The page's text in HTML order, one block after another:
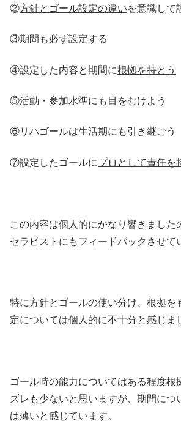
②方針とゴール設定の違いを意識して
③期間も必ず設定する
④設定した内容と期間に根拠を持とう
⑤活動・参加水準にも目をむけよう
⑥リハゴールは生活期にも引き継ごう
⑦設定したゴールにプロとして責任を
この内容は個人的にかなり響きました
セラピストにもフィードバックさせて
特に方針とゴールの使い分け、根拠を
定については個人的に不十分と感じま
ゴール時の能力についてはある程度根
ズレも少ないと思いますが、期間につ
は薄いと感じています。